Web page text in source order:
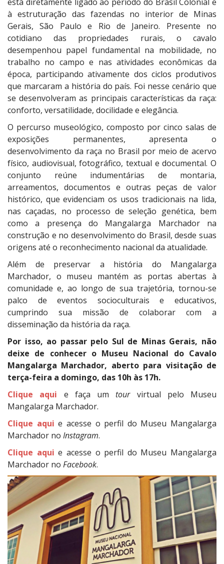
à estruturação das fazendas no interior de Minas
Gerais, São Paulo e Rio de Janeiro. Presente no
cotidiano das propriedades rurais, o cavalo
desempenhou papel fundamental na mobilidade, no
trabalho no campo e nas atividades econômicas da
época, participando ativamente dos ciclos produtivos
que marcaram a história do país. Foi nesse cenário que
se desenvolveram as principais características da raça:
conforto, versatilidade, docilidade e elegância.
O percurso museológico, composto por cinco salas de
exposições permanentes, apresenta o
desenvolvimento da raça no Brasil por meio de acervo
físico, audiovisual, fotográfico, textual e documental. O
conjunto reúne indumentárias de montaria,
arreamentos, documentos e outras peças de valor
histórico, que evidenciam os usos tradicionais na lida,
nas caçadas, no processo de seleção genética, bem
como a presença do Mangalarga Marchador na
construção e no desenvolvimento do Brasil, desde suas
origens até o reconhecimento nacional da atualidade.
Além de preservar a história do Mangalarga
Marchador, o museu mantém as portas abertas à
comunidade e, ao longo de sua trajetória, tornou-se
palco de eventos socioculturais e educativos,
cumprindo sua missão de colaborar com a
disseminação da história da raça.
Por isso, ao passar pelo Sul de Minas Gerais, não
deixe de conhecer o Museu Nacional do Cavalo
Mangalarga Marchador, aberto para visitação de
terça-feira a domingo, das 10h às 17h.
Clique aqui e faça um tourvirtual pelo Museu
Mangalarga Marchador.
Clique aqui e acesse o perfil do Museu Mangalarga
Marchador no Instagram.
Clique aqui e acesse o perfil do Museu Mangalarga
Marchador no Facebook.